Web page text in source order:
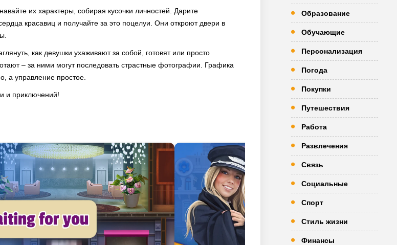
их характеры, собирая кусочки личностей. Дарите
красавиц и получайте за это поцелуи. Они откроют двери в
как девушки ухаживают за собой, готовят или просто
– за ними могут последовать страстные фотографии. Графика
а управление простое.
и приключений!
Образование
Обучающие
Персонализация
Погода
Покупки
Путешествия
Работа
Развлечения
Связь
Социальные
Спорт
Стиль жизни
Финансы